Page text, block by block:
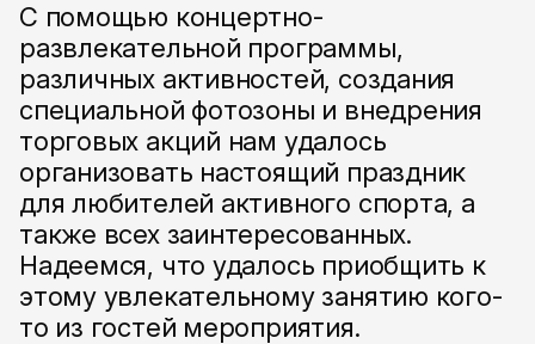
С помощью концертно-
развлекательной программы,
различных активностей, создания
специальной фотозоны и внедрения
торговых акций нам удалось
организовать настоящий праздник
для любителей активного спорта, а
также всех заинтересованных.
Надеемся, что удалось приобщить к
этому увлекательному занятию кого-
то из гостей мероприятия.